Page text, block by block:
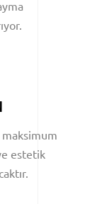
maksimum
estetik